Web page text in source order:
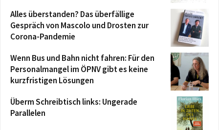
Alles überstanden? Das überfällige
Gespräch von Mascolo und Drosten zur
Corona-Pandemie
Wenn Bus und Bahn nicht fahren: Für den
Personalmangel im ÖPNV gibt es keine
kurzfristigen Lösungen
Überm Schreibtisch links: Ungerade
Parallelen